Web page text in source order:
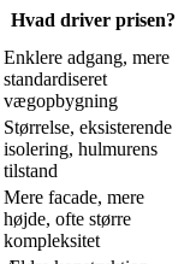
Hvad driver prisen?
Enklere adgang, mere
standardiseret
vægopbygning
Størrelse, eksisterende
isolering, hulmurens
tilstand
Mere facade, mere
højde, ofte større
kompleksitet